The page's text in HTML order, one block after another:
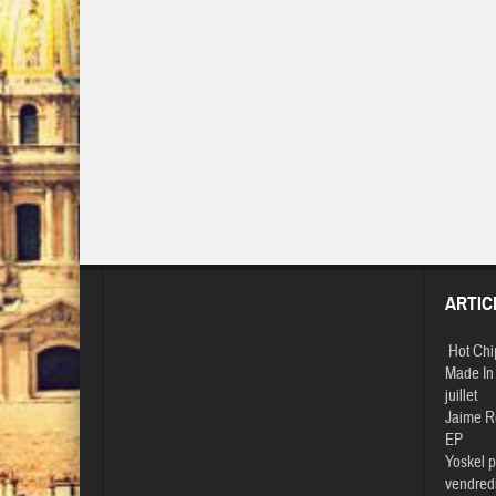
Hot
Made
juillet
Jaime
EP
Yoskel